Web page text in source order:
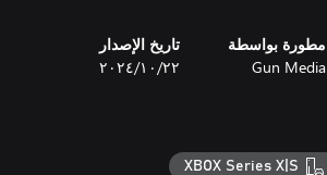
مطورة بواسطة
Gun Media
تاريخ الإصدار
٢٢‏/١٠‏/٢٠٢٤
XBOX Series X|S